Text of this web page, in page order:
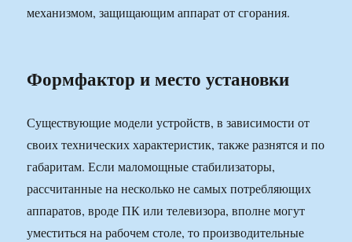
механизмом, защищающим аппарат от сгорания.
Формфактор и место установки
Существующие модели устройств, в зависимости от
своих технических характеристик, также разнятся и по
габаритам. Если маломощные стабилизаторы,
рассчитанные на несколько не самых потребляющих
аппаратов, вроде ПК или телевизора, вполне могут
уместиться на рабочем столе, то производительные